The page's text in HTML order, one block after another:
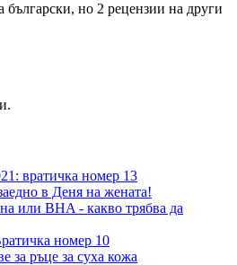
но 2 рецензии на други
вратичка номер 13
в Деня на жената!
или BHA - какво трябва да
номер 10
за ръце за суха кожа